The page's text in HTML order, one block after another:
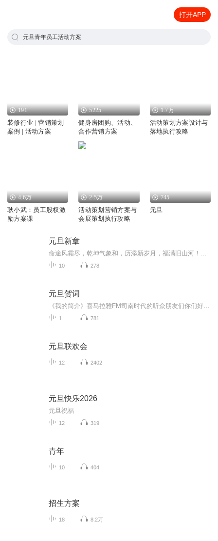
打开APP
元旦青年员工活动方案
191
装修行业 | 营销策划
案例 | 活动方案
5225
健身房团购、活动、
合作营销方案
1.7万
活动策划方案设计与
落地执行攻略
4.6万
耿小武：员工股权激
励方案课
2.5万
活动策划营销方案与
会展策划执行攻略
745
元旦
元旦新章
10 278
元旦贺词
1 781
元旦联欢会
12 2402
元旦快乐2026
元旦祝福
12 319
青年
10 404
招生方案
18 8.2万